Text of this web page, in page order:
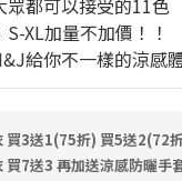
眾都可以接受的11色
XL加量不加價！！
給你不一樣的涼感
買3送1(75折) 買5送2(72
買7送3 再加送涼感防曬手